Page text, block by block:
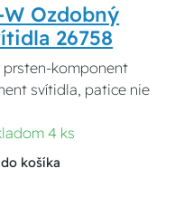
W Ozdobný
26758
prsten-komponent
svítidla, patice nie
4 ks
košíka